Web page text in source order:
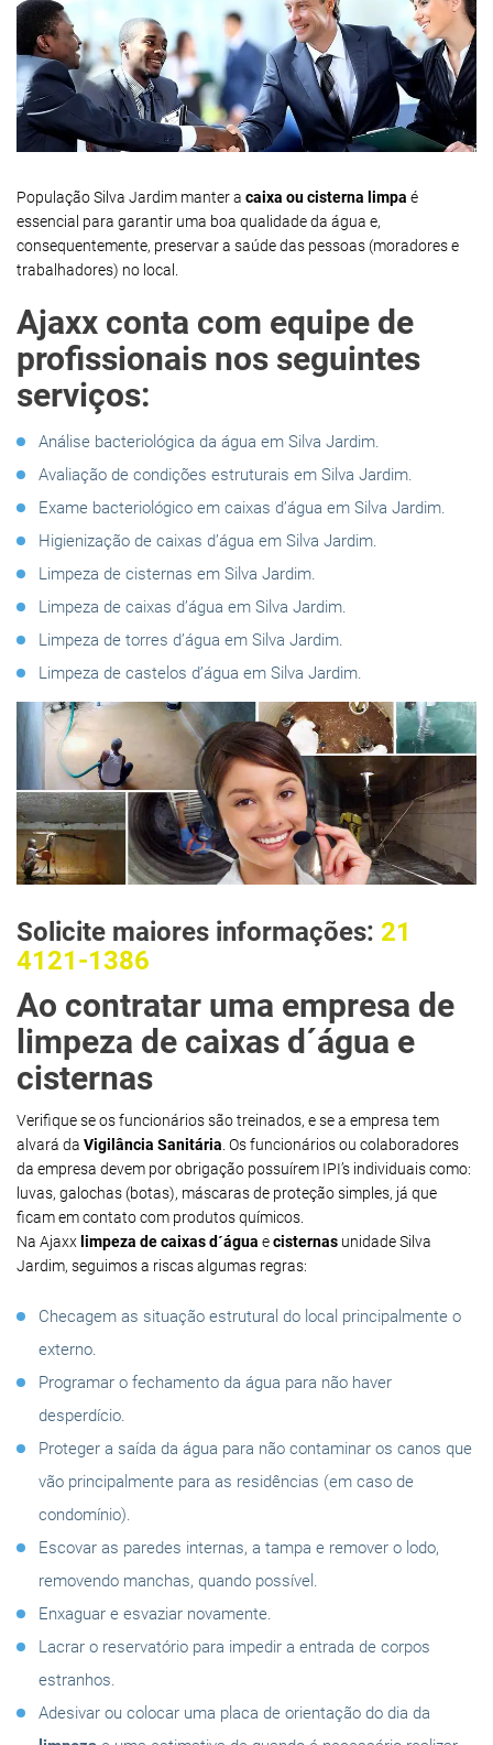
População Silva Jardim manter a caixa ou cisterna limpa é
essencial para garantir uma boa qualidade da água e,
consequentemente, preservar a saúde das pessoas (moradores e
trabalhadores) no local.
Ajaxx conta com equipe de
profissionais nos seguintes
serviços:
Análise bacteriológica da água em Silva Jardim.
Avaliação de condições estruturais em Silva Jardim.
Exame bacteriológico em caixas d’água em Silva Jardim.
Higienização de caixas d’água em Silva Jardim.
Limpeza de cisternas em Silva Jardim.
Limpeza de caixas d’água em Silva Jardim.
Limpeza de torres d’água em Silva Jardim.
Limpeza de castelos d’água em Silva Jardim.
Solicite maiores informações: 21
4121-1386
Ao contratar uma empresa de
limpeza de caixas d´água e
cisternas
Verifique se os funcionários são treinados, e se a empresa tem
alvará da Vigilância Sanitária . Os funcionários ou colaboradores
da empresa devem por obrigação possuírem IPI’s individuais como:
luvas, galochas (botas), máscaras de proteção simples, já que
ficam em contato com produtos químicos.
Na Ajaxx limpeza de caixas d´água ecisternas unidade Silva
Jardim, seguimos a riscas algumas regras:
Checagem as situação estrutural do local principalmente o
externo.
Programar o fechamento da água para não haver
desperdício.
Proteger a saída da água para não contaminar os canos que
vão principalmente para as residências (em caso de
condomínio).
Escovar as paredes internas, a tampa e remover o lodo,
removendo manchas, quando possível.
Enxaguar e esvaziar novamente.
Lacrar o reservatório para impedir a entrada de corpos
estranhos.
Adesivar ou colocar uma placa de orientação do dia da